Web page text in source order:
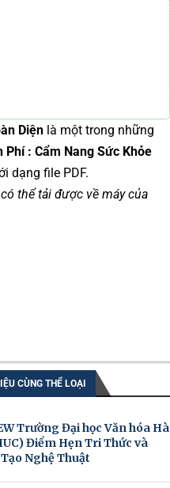
Diện là một trong những
Phí : Cẩm Nang Sức Khỏe
dạng file PDF.
thể tải được về máy của
CÙNG THỂ LOẠI
Trường Đại học Văn hóa Hà
Điểm Hẹn Tri Thức và
Nghệ Thuật